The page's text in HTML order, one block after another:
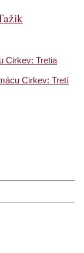
Cirkev: Tretia
Cirkev: Tretí